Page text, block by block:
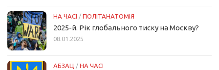
НА ЧАСІ / ПОЛІТАНАТОМІЯ
2025-й. Рік глобального тиску на Москву?
08.01.2025
АБЗАЦ / НА ЧАСІ